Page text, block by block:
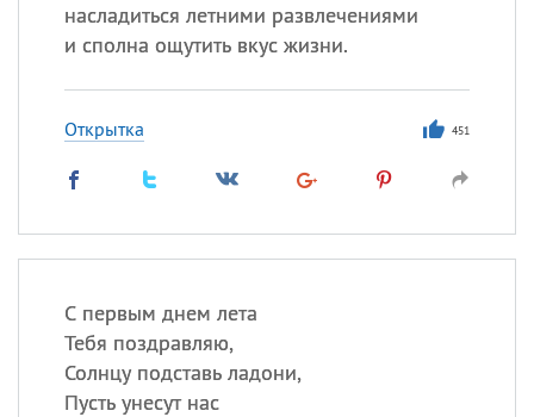
насладиться летними развлечениями
и сполна ощутить вкус жизни.
Открытка 451
С первым днем лета
Тебя поздравляю,
Солнцу подставь ладони,
Пусть унесут нас
ИМЕНА
Александр ,Макар
Анна
Посмотреть значение